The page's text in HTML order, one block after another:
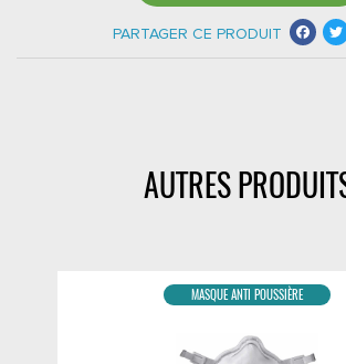
PARTAGER CE PRODUIT
Facebook
AUTRES
MASQUE ANTI POUSSIÈRE